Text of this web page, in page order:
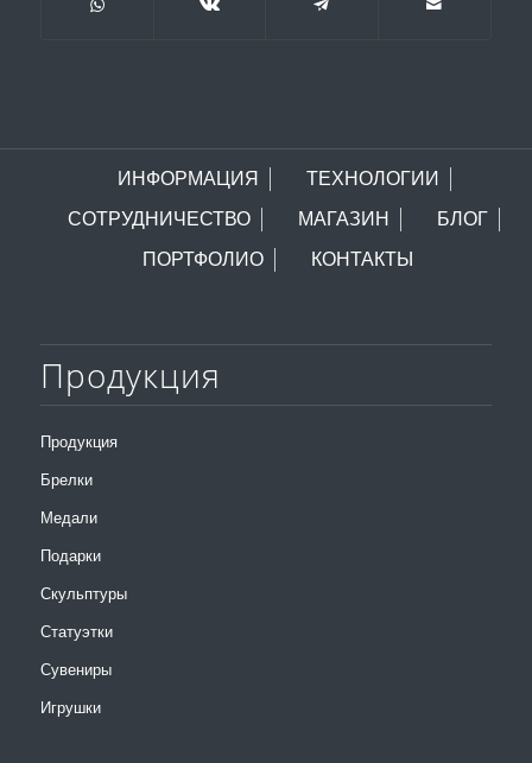
ИНФОРМАЦИЯ
ТЕХНОЛОГИИ
СОТРУДНИЧЕСТВО
МАГАЗИН
БЛОГ
ПОРТФОЛИО
КОНТАКТЫ
Продукция
Продукция
Брелки
Медали
Подарки
Скульптуры
Статуэтки
Сувениры
Игрушки